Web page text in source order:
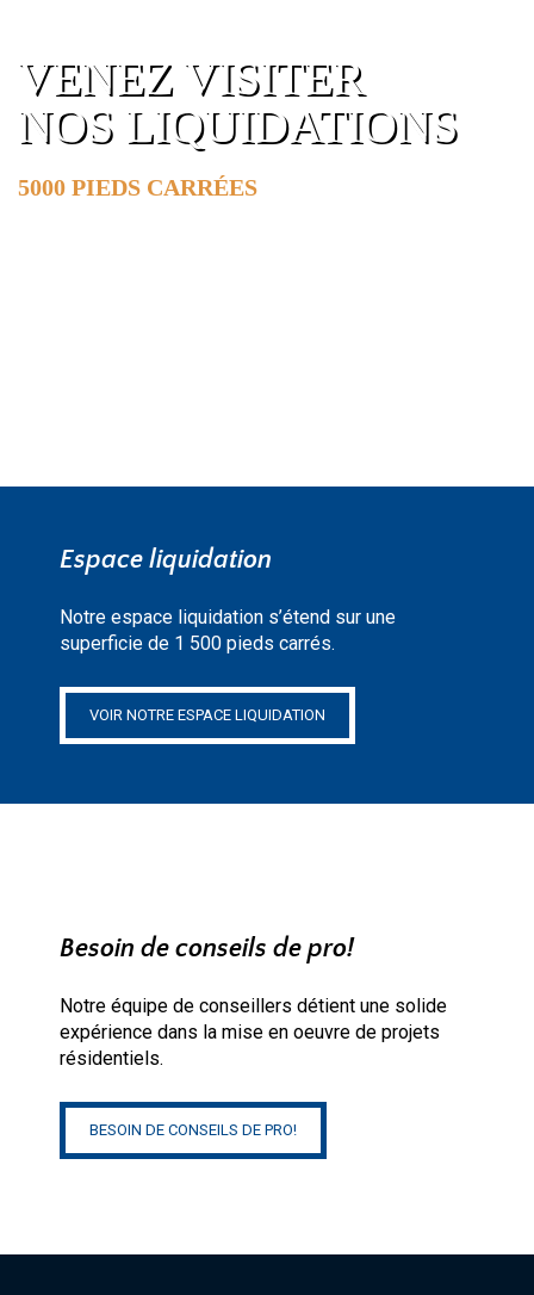
VENEZ VISITER
NOS LIQUIDATIONS
5000 PIEDS CARRÉES
Espace liquidation
Notre espace liquidation s’étend sur une
superficie de 1 500 pieds carrés.
VOIR NOTRE ESPACE LIQUIDATION
Besoin de conseils de pro!
Notre équipe de conseillers détient une solide
expérience dans la mise en oeuvre de projets
résidentiels.
BESOIN DE CONSEILS DE PRO!